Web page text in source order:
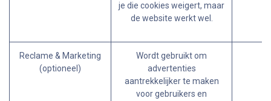
je die cookies weigert, maar
de website werkt wel.
Reclame & Marketing
(optioneel)
Wordt gebruikt om
advertenties
aantrekkelijker te maken
voor gebruikers en